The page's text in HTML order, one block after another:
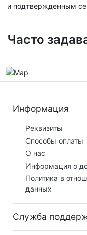
и подтвержденным
Часто
Информация
Реквизиты
Способы оплаты
О нас
Информация о
Политика в
данных
Служба